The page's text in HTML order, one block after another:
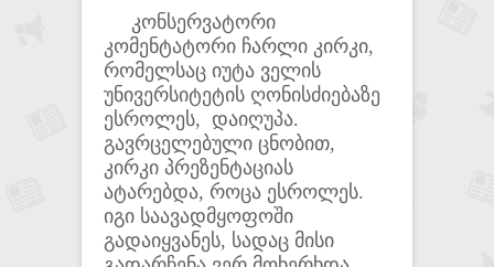
კონსერვატორი
კომენტატორი ჩარლი კირკი,
რომელსაც იუტა ველის
უნივერსიტეტის ღონისძიებაზე
ესროლეს, დაიღუპა.
გავრცელებული ცნობით,
კირკი პრეზენტაციას
ატარებდა, როცა ესროლეს.
იგი საავადმყოფოში
გადაიყვანეს, სადაც მისი